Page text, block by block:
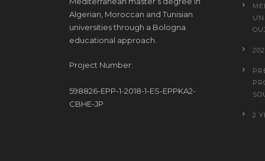
Algerian, Moroccan and Tunisian
universities through a Bologna
educational approach.
Project Number:
598826-EPP-1-2018-1-ES-EPPKA2-
CBHE-JP
2